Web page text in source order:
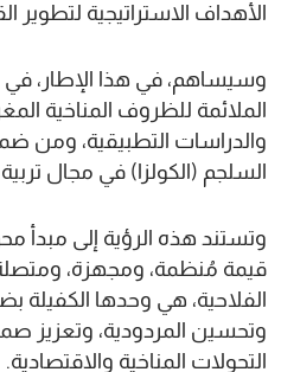
الأهداف الاستراتيجية لتطوير
وسيساهم، في هذا الإطار، في
الملائمة للظروف المناخية
والدراسات التطبيقية، ومن
السلجم (الكولزا) في مجال
وتستند هذه الرؤية إلى مبدأ
قيمة مُنظمة، ومجهزة،
الفلاحية، هي وحدها الكفيلة
وتحسين المردودية، وتعزيز
التحولات المناخية والاقتصادية.